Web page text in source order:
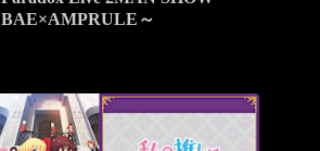
BAE×AMPRULE～